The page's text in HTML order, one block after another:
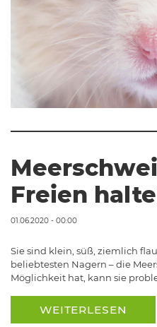
Freien
01.06.2020 - 00:00
Sie sind klein, süß, ziemlich
beliebtesten Nagern – die
Möglichkeit hat, kann sie
WEITERLESEN